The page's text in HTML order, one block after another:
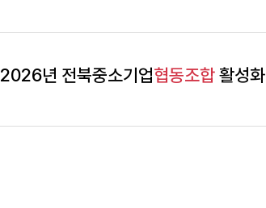
2026년 전북중소기업협동조합활성화